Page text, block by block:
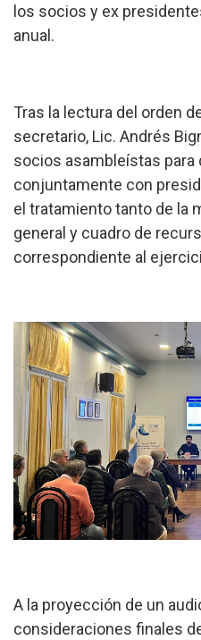
los socios y ex
anual.
Tras la lectura del orden
secretario, Lic. Andrés
socios asambleístas para
conjuntamente con
el tratamiento tanto de la
general y cuadro de
correspondiente al
A la proyección de un
consideraciones finales